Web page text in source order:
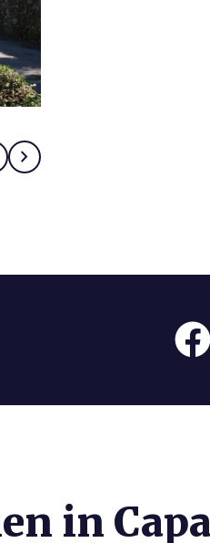
chevron_right
in